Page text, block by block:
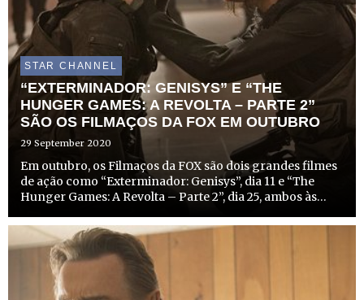
STAR CHANNEL
“EXTERMINADOR: GENISYS” E “THE
HUNGER GAMES: A REVOLTA – PARTE 2”
SÃO OS FILMAÇOS DA FOX EM OUTUBRO
29 September 2020
Em outubro, os Filmaços da FOX são dois grandes filmes
de ação como “Exterminador: Genisys”, dia 11 e “The
Hunger Games: A Revolta – Parte 2”, dia 25, ambos às